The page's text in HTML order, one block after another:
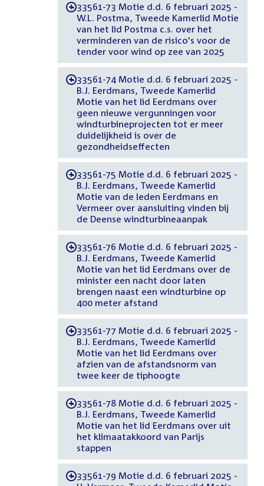
-33561-73 Motie d.d. 6 februari 2025 -
W.L. Postma, Tweede Kamerlid Motie
van het lid Postma c.s. over het
verminderen van de risico's voor de
tender voor wind op zee van 2025
-33561-74 Motie d.d. 6 februari 2025 -
B.J. Eerdmans, Tweede Kamerlid
Motie van het lid Eerdmans over
geen nieuwe vergunningen voor
windturbineprojecten tot er meer
duidelijkheid is over de
gezondheidseffecten
-33561-75 Motie d.d. 6 februari 2025 -
B.J. Eerdmans, Tweede Kamerlid
Motie van de leden Eerdmans en
Vermeer over aansluiting vinden bij
de Deense windturbineaanpak
-33561-76 Motie d.d. 6 februari 2025 -
B.J. Eerdmans, Tweede Kamerlid
Motie van het lid Eerdmans over de
minister een nacht door laten
brengen naast een windturbine op
400 meter afstand
-33561-77 Motie d.d. 6 februari 2025 -
B.J. Eerdmans, Tweede Kamerlid
Motie van het lid Eerdmans over
afzien van de afstandsnorm van
twee keer de tiphoogte
-33561-78 Motie d.d. 6 februari 2025 -
B.J. Eerdmans, Tweede Kamerlid
Motie van het lid Eerdmans over uit
het klimaatakkoord van Parijs
stappen
-33561-79 Motie d.d. 6 februari 2025 -